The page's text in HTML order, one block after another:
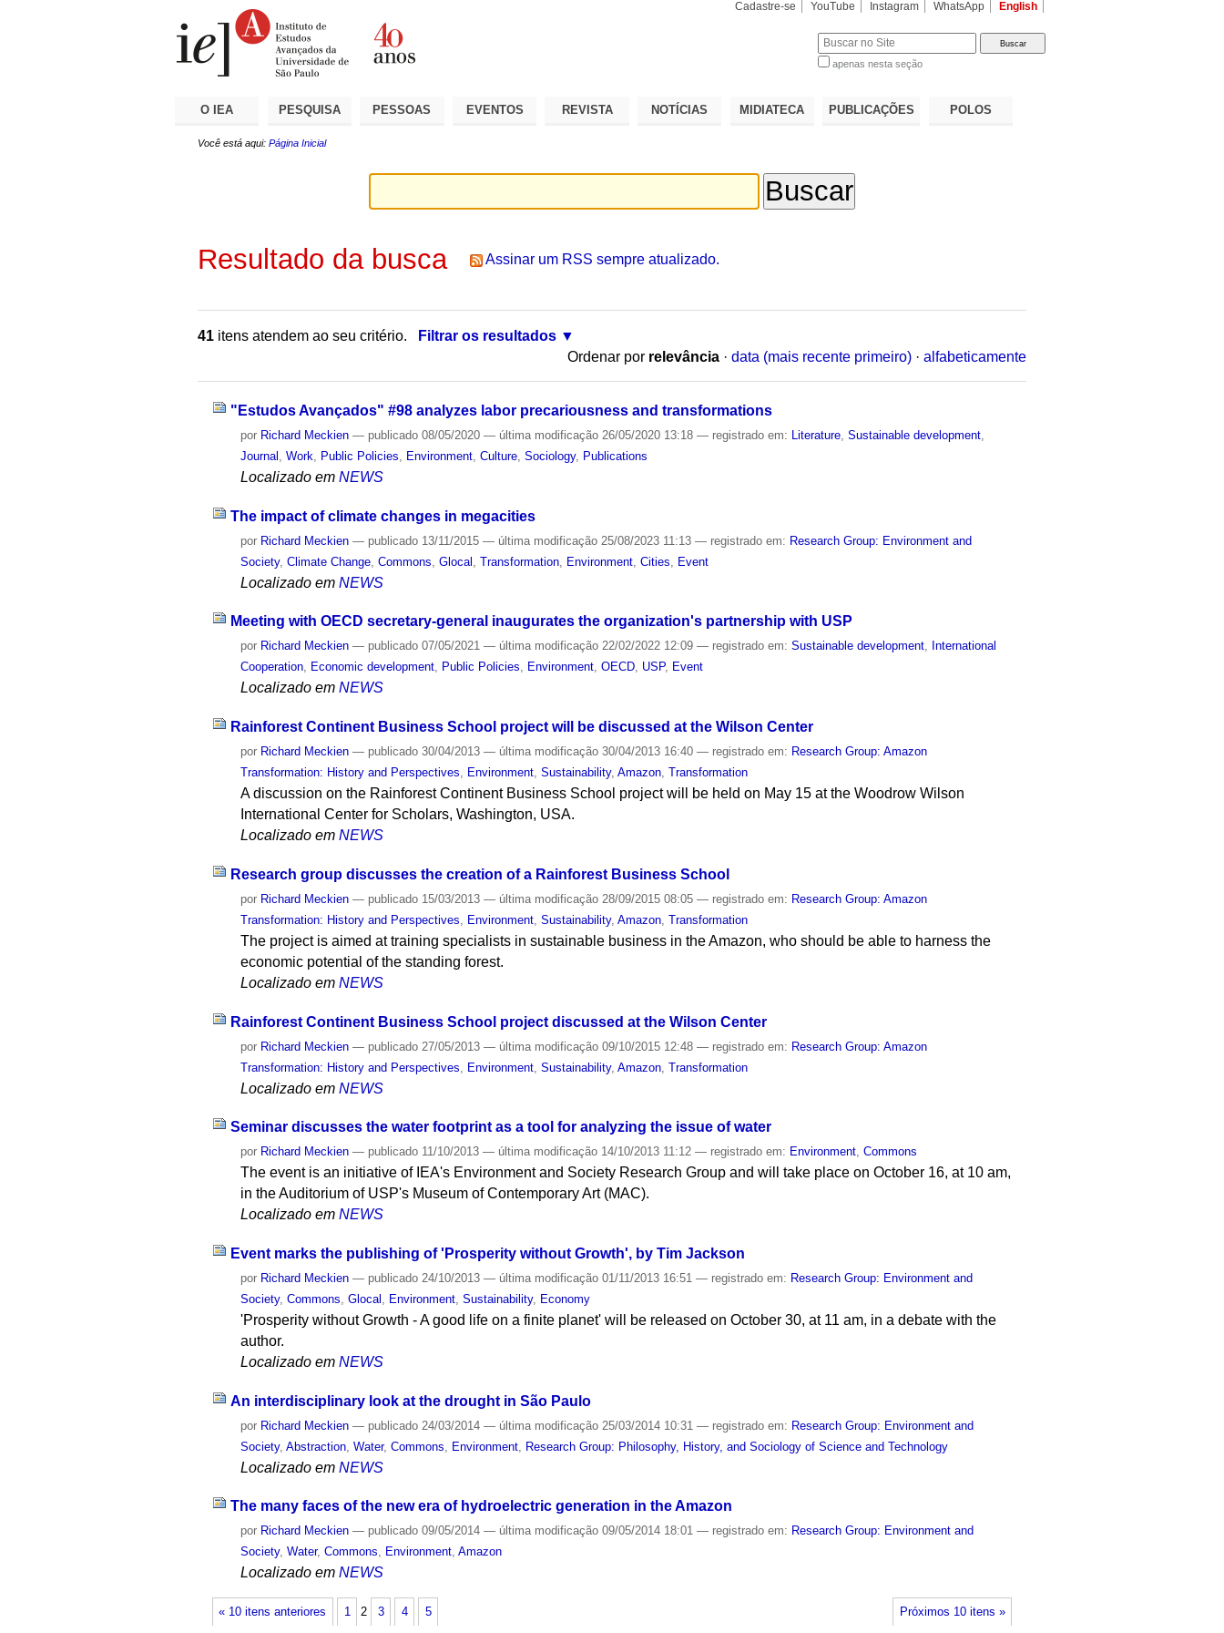
Cadastre-se YouTube Instagram WhatsApp English
apenas nesta seção
O IEA PESQUISA PESSOAS EVENTOS REVISTA NOTÍCIAS MIDIATECA PUBLICAÇÕES POLOS
Você está aqui: Página Inicial
Resultado da busca Assinar um RSS sempre atualizado.
41 itens atendem ao seu critério.
Filtrar os resultados
Ordenar por relevância · data (mais recente primeiro) · alfabeticamente
"Estudos Avançados" #98 analyzes labor precariousness and transformations
por Richard Meckien — publicado 08/05/2020— última modificação 26/05/2020 13:18— registrado em: Literature ,Sustainable development
Journal
,Work Public Policies Environment ,Culture ,Sociology, Publications
Localizado em NEWS
The impact of climate changes in megacities
por Richard Meckien — publicado 13/11/2015— última modificação 25/08/2023 11:13— registrado em: Research Group: Environment and
Society,Climate Change ,Commons ,Glocal ,Transformation Environment ,Cities Event
Localizado em NEWS
Meeting with OECD secretary-general inaugurates the organization's partnership with USP
por Richard Meckien — publicado 07/05/2021— última modificação 22/02/2022 12:09— registrado em:Sustainable development, International
Cooperation, Economic development, Public Policies, Environment,OECD, USP, Event
Localizado em NEWS
Rainforest Continent Business School project will be discussed at the Wilson Center
por Richard Meckien — publicado 30/04/2013— última modificação 30/04/2013 16:40— registrado em: Research Group: Amazon
Transformation: History and Perspectives, Environment,Sustainability,Amazon,Transformation
A discussion on the Rainforest Continent Business School project will be held on May 15 at the Woodrow Wilson
International Center for Scholars, Washington, USA.
Localizado em NEWS
Research group discusses the creation of a Rainforest Business School
por Richard Meckien — publicado 15/03/2013— última modificação 28/09/2015 08:05— registrado em: Research Group: Amazon
Transformation: History and Perspectives
Environment ,Sustainability,Amazon ,Transformation
The project is aimed at training specialists in sustainable business in the Amazon, who should be able to harness the
economic potential of the standing forest.
Localizado em NEWS
Rainforest Continent Business School project discussed at the Wilson Center
por Richard Meckien — publicado 27/05/2013— última modificação 09/10/2015 12:48— registrado em: Research Group: Amazon
Transformation: History and Perspectives
Environment ,Sustainability,Amazon ,Transformation
Localizado em NEWS
Seminar discusses the water footprint as a tool for analyzing the issue of water
por Richard Meckien — publicado 11/10/2013— última modificação 14/10/2013 11:12— registrado em: Environment,Commons
The event is an initiative of IEA's Environment and Society Research Group and will take place on October 16, at 10 am,
in the Auditorium of USP's Museum of Contemporary Art (MAC).
Localizado em NEWS
Event marks the publishing of 'Prosperity without Growth', by Tim Jackson
por Richard Meckien — publicado 24/10/2013— última modificação 01/11/2013 16:51— registrado em: Research Group: Environment and
Society,Commons ,Glocal Environment ,Sustainability, Economy
'Prosperity without Growth - A good life on a finite planet' will be released on October 30, at 11 am, in a debate with the
author.
Localizado em NEWS
An interdisciplinary look at the drought in São Paulo
por Richard Meckien — publicado 24/03/2014— última modificação 25/03/2014 10:31— registrado em: Research Group: Environment and
Society,Abstraction ,Water,Commons Environment Research Group: Philosophy, History, and Sociology of Science and Technology
Localizado em NEWS
The many faces of the new era of hydroelectric generation in the Amazon
por Richard Meckien — publicado 09/05/2014— última modificação 09/05/2014 18:01— registrado em: Research Group: Environment and
Society,Water,Commons, Environment,Amazon
Localizado em NEWS
« 10 itens anteriores Próximos 10 itens »
1 2 3 4 5